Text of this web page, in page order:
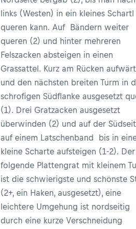
links (Westen) in ein kleines Schartl
queren kann. Auf Bändern weiter
queren (2) und hinter mehreren
Felszacken absteigen in einen
Grassattel. Kurz am Rücken
und den nächsten breiten Turm in
schrofigen Südflanke ausgesetzt
(1). Drei Gratzacken ausgesetzt
überwinden (2) und auf der
auf einem Latschenband bis in
kleine Scharte aufsteigen (1-2). Der
folgende Plattengrat mit kleinem
ist die schwierigste und schönste
(2+, ein Haken, ausgesetzt), eine
leichtere Umgehung ist nordseitig
durch eine kurze Verschneidung